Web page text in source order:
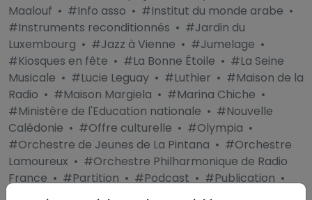
Maalouf • #Info asso • #Institut du monde arabe •
#Instruments reconditionnés • #Jardin du
Luxembourg • #Jazz à Vienne • #Jumelage •
#Kiosques en fête • #La Bonne Étoile • #La Seine
Musicale • #Lucie Leguay • #Luthier • #Maison de la
Radio • #Maison Margiela • #Marina Chiche •
#Ministère de l'Education nationale • #Nouvelle
Calédonie • #Offre culturelle • #Olympia •
#Orchestre de Jeunes de La Pintana • #Orchestre
Lamoureux • #Orchestre Philharmonique de Radio
France • #Partition • #Podcast • #Publication •
#Quentin Project For Life
#Radio France